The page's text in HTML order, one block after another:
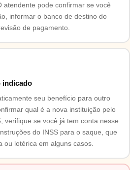
atendente pode confirmar se você
informar o banco de destino do
de pagamento.
indicado
seu benefício para outro
qual é a nova instituição pelo
verifique se você já tem conta nesse
do INSS para o saque, que
ou lotérica em alguns casos.